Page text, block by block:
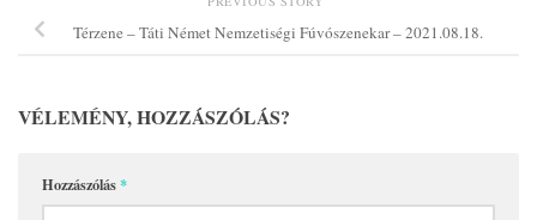
Térzene – Táti Német Nemzetiségi Fúvószenekar – 2021.08.18.
VÉLEMÉNY, HOZZÁSZÓLÁS?
Hozzászólás*